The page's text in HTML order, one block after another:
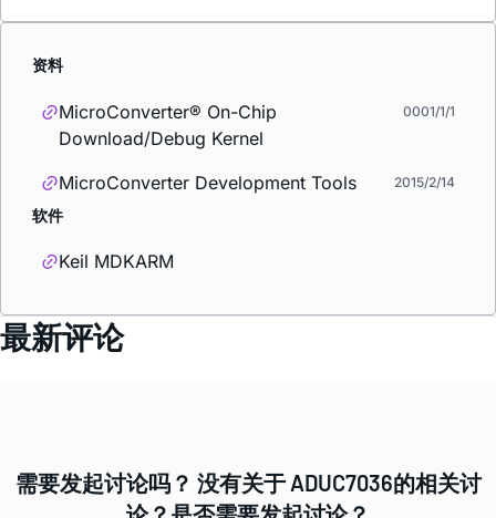
资料
MicroConverter® On-Chip
Download/Debug Kernel
0001/1/1
MicroConverter Development Tools 2015/2/14
软件
Keil MDKARM
最新评论
需要发起讨论吗？ 没有关于 ADUC7036的相关讨